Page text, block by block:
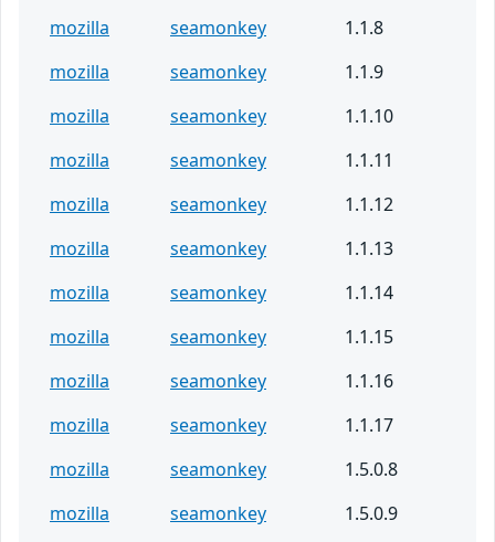
mozilla
seamonkey
1.1.8
mozilla
seamonkey
1.1.9
mozilla
seamonkey
1.1.10
mozilla
seamonkey
1.1.11
mozilla
seamonkey
1.1.12
mozilla
seamonkey
1.1.13
mozilla
seamonkey
1.1.14
mozilla
seamonkey
1.1.15
mozilla
seamonkey
1.1.16
mozilla
seamonkey
1.1.17
mozilla
seamonkey
1.5.0.8
mozilla
seamonkey
1.5.0.9